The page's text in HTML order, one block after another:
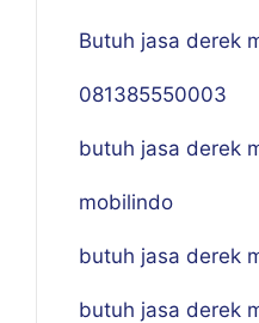
Butuh jasa derek
081385550003
butuh jasa derek
mobilindo
butuh jasa derek
butuh jasa derek